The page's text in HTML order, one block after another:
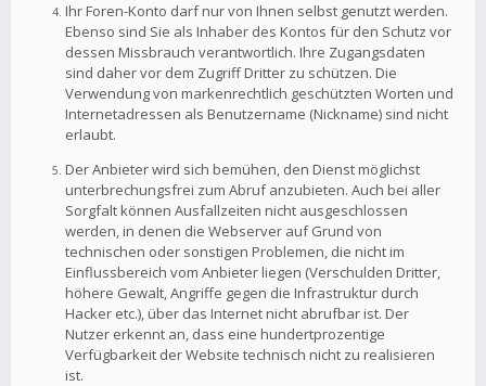
Ihr Foren-Konto darf nur von Ihnen selbst genutzt werden.
Ebenso sind Sie als Inhaber des Kontos für den Schutz vor
dessen Missbrauch verantwortlich. Ihre Zugangsdaten
sind daher vor dem Zugriff Dritter zu schützen. Die
Verwendung von markenrechtlich geschützten Worten und
Internetadressen als Benutzername (Nickname) sind nicht
erlaubt.
Der Anbieter wird sich bemühen, den Dienst möglichst
unterbrechungsfrei zum Abruf anzubieten. Auch bei aller
Sorgfalt können Ausfallzeiten nicht ausgeschlossen
werden, in denen die Webserver auf Grund von
technischen oder sonstigen Problemen, die nicht im
Einflussbereich vom Anbieter liegen (Verschulden Dritter,
höhere Gewalt, Angriffe gegen die Infrastruktur durch
Hacker etc.), über das Internet nicht abrufbar ist. Der
Nutzer erkennt an, dass eine hundertprozentige
Verfügbarkeit der Website technisch nicht zu realisieren
ist.